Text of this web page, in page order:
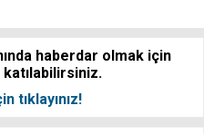
haberdar olmak için
tıklayınız!